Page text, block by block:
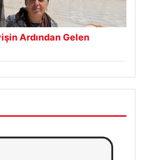
Ardından Gelen